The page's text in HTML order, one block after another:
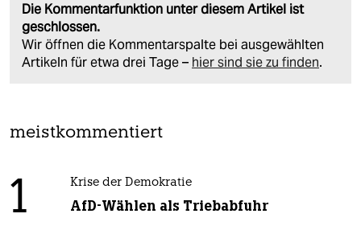
Die Kommentarfunktion unter diesem Artikel ist
geschlossen.
Wir öffnen die Kommentarspalte bei ausgewählten
Artikeln für etwa drei Tage – hier sind sie zu finden.
meistkommentiert
1 Krise der Demokratie
AfD-Wählen als Triebabfuhr